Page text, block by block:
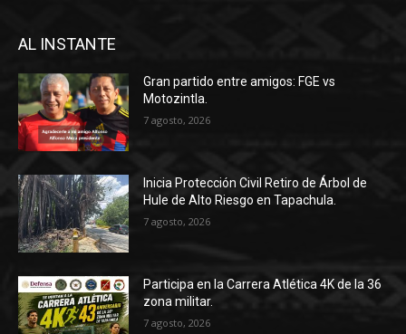
AL INSTANTE
Gran partido entre amigos: FGE vs
Motozintla.
7 agosto, 2026
Inicia Protección Civil Retiro de Árbol de
Hule de Alto Riesgo en Tapachula.
7 agosto, 2026
Participa en la Carrera Atlética 4K de la 36
zona militar.
7 agosto, 2026